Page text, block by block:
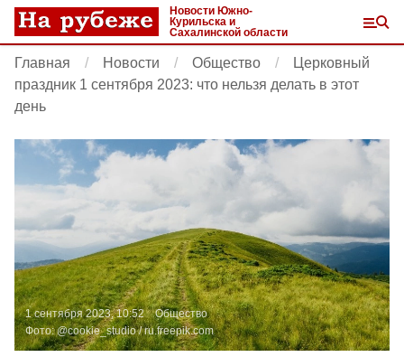
Новости Южно-
Курильска и
Сахалинской области
Главная Новости Общество
Церковный
праздник 1 сентября 2023: что нельзя делать в этот
день
1 сентября 2023, 10:52
Общество
Фото:@cookie_studio /ru.freepik.com